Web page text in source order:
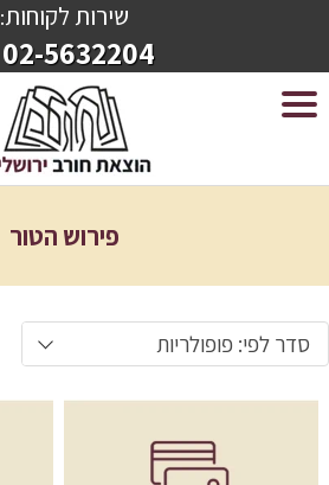
שירות לקוחות:
02-5632204
פירוש הטור
סדר לפי: פופולריות